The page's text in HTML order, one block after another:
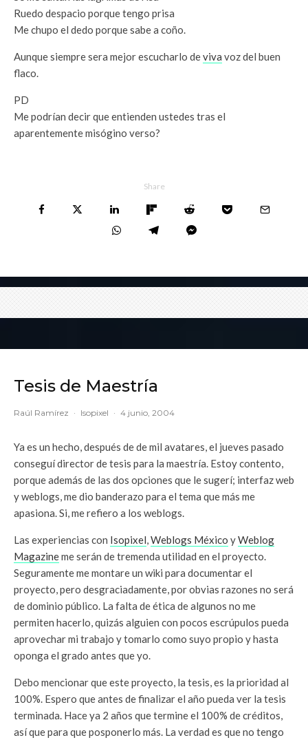
Ruedo despacio porque tengo prisa
Me chupo el dedo porque sabe a coño.
Aunque siempre sera mejor escucharlo deviva voz del buen
flaco.
PD
Me podrían decir que entienden ustedes tras el
aparentemente misógino verso?
Share
Tesis de Maestría
Raúl Ramírez · Isopixel · 4 junio, 2004
Ya es un hecho, después de de mil avatares, el jueves pasado
conseguí director de tesis para la maestría. Estoy contento,
porque además de las dos opciones que le sugerí; interfaz web
y weblogs, me dio banderazo para el tema que más me
apasiona. Si, me refiero a los weblogs.
Las experiencias con Isopixel Weblogs México yWeblog
Magazineme serán de tremenda utilidad en el proyecto.
Seguramente me montare un wiki para documentar el
proyecto, pero desgraciadamente, por obvias razones no será
de dominio público. La falta de ética de algunos no me
permiten hacerlo, quizás alguien con pocos escrúpulos pueda
aprovechar mi trabajo y tomarlo como suyo propio y hasta
oponga el grado antes que yo.
Debo mencionar que este proyecto, la tesis, es la prioridad al
100%. Espero que antes de finalizar el año pueda ver la tesis
terminada. Hace ya 2 años que termine el 100% de créditos,
así que para que posponerlo más. La verdad es que no tengo